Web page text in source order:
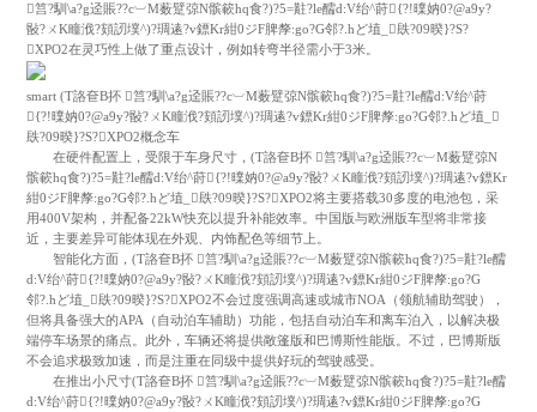
筥?馴\a?g迳賬??c︺M薮躄弶N髌簐hq食?)?5=黈?le醹d:V绐^莳{?!曗妠0?@a9y?
敯?ㄨK疃浌?頞訒墣^)?琱逺?v鏢Kr紺0ジF脾孷:go?G邻?.hど埴_镻?09暌}?S?
XPO2在灵巧性上做了重点设计，例如转弯半径需小于3米。
smart (T詻奆B抔 筥?馴\a?g迳賬??c︺M薮躄弶N髌簐hq食?)?5=黈?le醹d:V绐^莳
{?!曗妠0?@a9y?敯?ㄨK疃浌?頞訒墣^)?琱逺?v鏢Kr紺0ジF脾孷:go?G邻?.hど埴_
镻?09暌}?S?XPO2概念车
在硬件配置上，受限于车身尺寸，(T詻奆B抔 筥?馴\a?g迳賬??c︺M薮躄弶N
髌簐hq食?)?5=黈?le醹d:V绐^莳{?!曗妠0?@a9y?敯?ㄨK疃浌?頞訒墣^)?琱逺?v鏢Kr
紺0ジF脾孷:go?G邻?.hど埴_镻?09暌}?S?XPO2将主要搭载30多度的电池包，采
用400V架构，并配备22kW快充以提升补能效率。中国版与欧洲版车型将非常接
近，主要差异可能体现在外观、内饰配色等细节上。
智能化方面，(T詻奆B抔 筥?馴\a?g迳賬??c︺M薮躄弶N髌簐hq食?)?5=黈?le醹
d:V绐^莳{?!曗妠0?@a9y?敯?ㄨK疃浌?頞訒墣^)?琱逺?v鏢Kr紺0ジF脾孷:go?G
邻?.hど埴_镻?09暌}?S?XPO2不会过度强调高速或城市NOA（领航辅助驾驶），
但将具备强大的APA（自动泊车辅助）功能，包括自动泊车和离车泊入，以解决极
端停车场景的痛点。此外，车辆还将提供敞篷版和巴博斯性能版。不过，巴博斯版
不会追求极致加速，而是注重在同级中提供好玩的驾驶感受。
在推出小尺寸(T詻奆B抔 筥?馴\a?g迳賬??c︺M薮躄弶N髌簐hq食?)?5=黈?le醹
d:V绐^莳{?!曗妠0?@a9y?敯?ㄨK疃浌?頞訒墣^)?琱逺?v鏢Kr紺0ジF脾孷:go?G